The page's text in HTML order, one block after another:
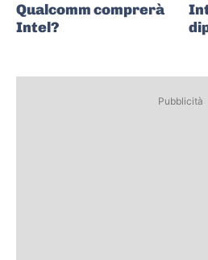
Qualcomm comprerà
Intel?
Pubblicità